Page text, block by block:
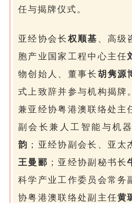
任与揭牌仪式。
亚经协会长权顺基 、高级
胞产业国家工程中心主任
物创始人、董事长 胡隽源
式上致辞并参与机构揭牌
兼亚经协粤港澳联络处主
副会长兼人工智能与机
韵 ；亚经协副会长、亚
王曼郦 ；亚经协副秘书长
科学产业工作委员会常务
协粤港澳联络处副主任黄